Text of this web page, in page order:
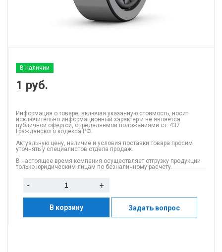
В наличии
1 руб.
Информация о товаре, включая указанную стоимость, носит
исключительно информационный характер и не является
публичной офертой, определяемой положениями ст. 437
Гражданского кодекса РФ.
Актуальную цену, наличие и условия поставки товара просим
уточнять у специалистов отдела продаж.
В настоящее время компания осуществляет отгрузку продукции
только юридическим лицам по безналичному расчету.
- +
В корзину Задать вопрос